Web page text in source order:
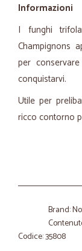
Informazioni
I funghi
Champignons
per
conquistarvi.
Utile per
ricco contorno
Brand:
Codice: 35808